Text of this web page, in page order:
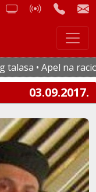
• Apel na
03.09.2017.